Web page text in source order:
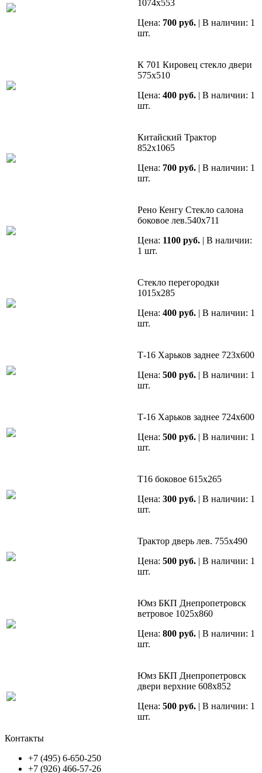
1074х553
Цена: 700 руб. | В наличии: 1
шт.
К 701 Кировец стекло двери
575х510
Цена: 400 руб. | В наличии: 1
шт.
Китайский Трактор
852х1065
Цена: 700 руб. | В наличии: 1
шт.
Рено Кенгу Стекло салона
боковое лев.540х711
Цена: 1100 руб. | В наличии:
1 шт.
Стекло перегородки
1015х285
Цена: 400 руб. | В наличии: 1
шт.
Т-16 Харьков заднее 723х600
Цена: 500 руб. | В наличии: 1
шт.
Т-16 Харьков заднее 724х600
Цена: 500 руб. | В наличии: 1
шт.
Т16 боковое 615х265
Цена: 300 руб. | В наличии: 1
шт.
Трактор дверь лев. 755х490
Цена: 500 руб. | В наличии: 1
шт.
Юмз БКП Днепропетровск
ветровое 1025х860
Цена: 800 руб. | В наличии: 1
шт.
Юмз БКП Днепропетровск
двери верхние 608х852
Цена: 500 руб. | В наличии: 1
шт.
Контакты
+7 (495) 6-650-250
+7 (926) 466-57-26